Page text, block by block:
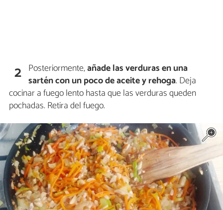
2 Posteriormente,añade las verduras en una
sartén con un poco de aceite y rehoga. Deja
cocinar a fuego lento hasta que las verduras queden
pochadas. Retira del fuego.